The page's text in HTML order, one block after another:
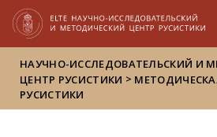
НАУЧНО-ИССЛЕДОВАТЕЛЬСКИЙ И
ЦЕНТР РУСИСТИКИ >
РУСИСТИКИ